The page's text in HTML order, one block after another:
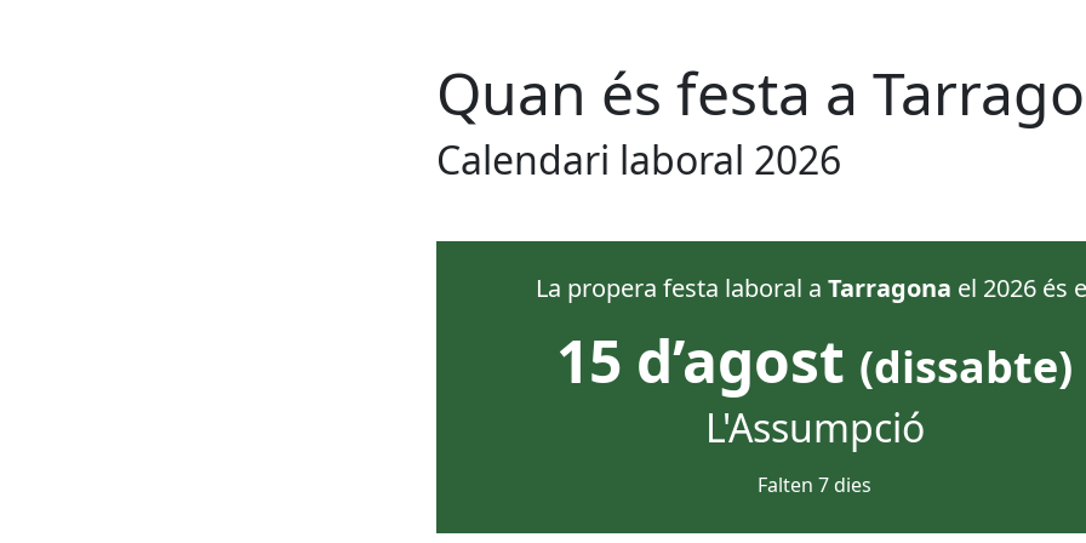
Quan és festa a
Calendari laboral 2026
La propera festa laboral a Tarragona el 2026 és
15 d’agost (dissabte)
L'Assumpció
Falten 7 dies